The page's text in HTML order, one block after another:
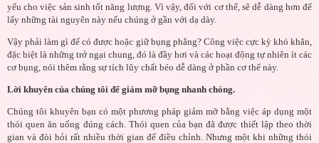
yếu cho việc sản sinh tốt năng lượng. Vì vậy, đối với cơ thể, sẽ dễ dàng hơn để
lấy những tài nguyên này nếu chúng ở gần với dạ dày.
Vậy phải làm gì để có được hoặc giữ bụng phẳng? Công việc cực kỳ khó khăn,
đặc biệt là những trở ngại chung, đó là đầy hơi và các hoạt động tự nhiên ít các
cơ bụng, nói thêm rằng sự tích lũy chất béo dễ dàng ở phần cơ thể này.
Lời khuyên của chúng tôi để giảm mỡ bụng nhanh chóng.
Chúng tôi khuyên bạn có một phương pháp giảm mỡ bằng việc áp dụng một
thói quen ăn uống đúng cách. Thói quen của bạn đã được thiết lập theo thời
gian và đòi hỏi rất nhiều thời gian để điều chỉnh. Nhưng một khi những thói